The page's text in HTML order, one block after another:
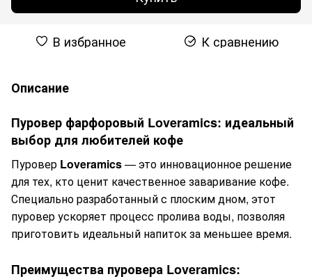
В избранное К сравнению
Описание
Пуровер фарфоровый Loveramics: идеальный
выбор для любителей кофе
Пуровер Loveramics— это инновационное решение
для тех, кто ценит качественное заваривание кофе.
Специально разработанный с плоским дном, этот
пуровер ускоряет процесс пролива воды, позволяя
приготовить идеальный напиток за меньшее время.
Преимущества пуровера Loveramics: